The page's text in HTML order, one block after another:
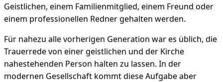
Geistlichen, einem Familienmitglied, einem Freund oder
einem professionellen Redner gehalten werden.
Für nahezu alle vorherigen Generation war es üblich, die
Trauerrede von einer geistlichen und der Kirche
nahestehenden Person halten zu lassen. In der
modernen Gesellschaft kommt diese Aufgabe aber